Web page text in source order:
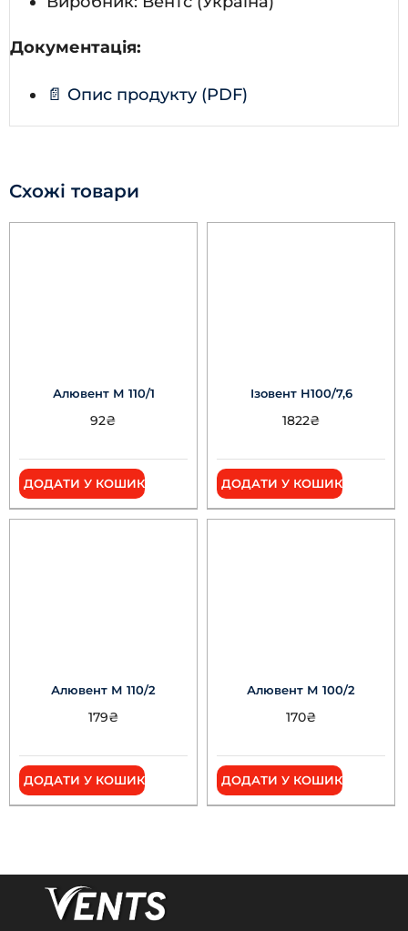
Документація:
📄 Опис продукту (PDF)
Схожі товари
Алювент М 110/1
92₴
ДОДАТИ У КОШИК
Ізовент Н100/7,6
1822₴
ДОДАТИ У КОШИК
Алювент М 110/2
179₴
ДОДАТИ У КОШИК
Алювент М 100/2
170₴
ДОДАТИ У КОШИК